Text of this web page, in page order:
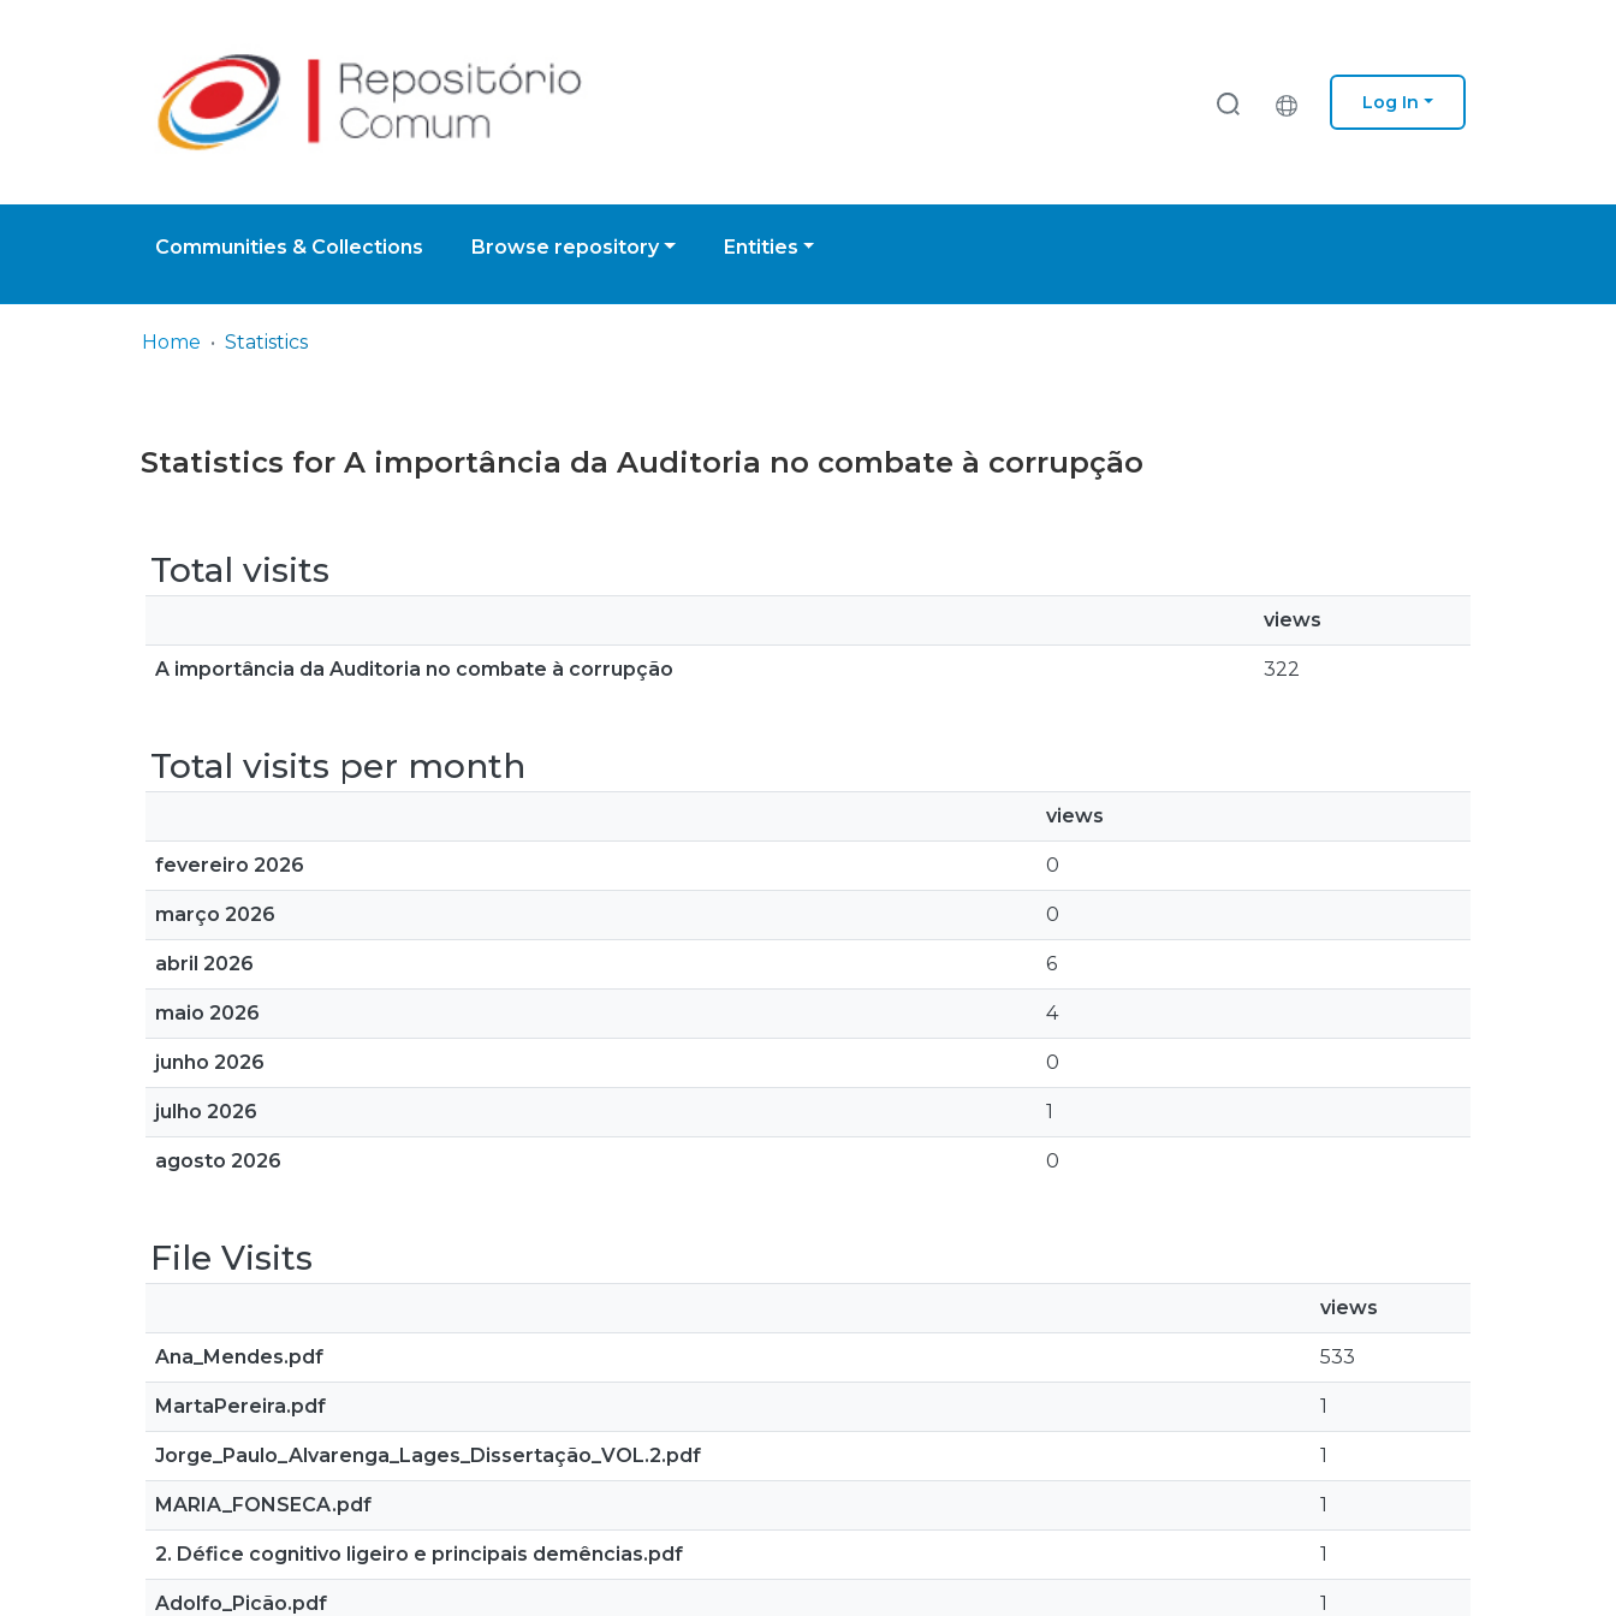
Log In
Communities & Collections Browse repository Entities
Home Statistics
Statistics for A importância da Auditoria no combate à corrupção
Total visits
views
A importância da Auditoria no combate à corrupção 322
Total visits per month
views
fevereiro 2026 0
março 2026 0
abril 2026 6
maio 2026 4
junho 2026 0
julho 2026 1
agosto 2026 0
File Visits
views
Ana_Mendes.pdf 533
MartaPereira.pdf 1
Jorge_Paulo_Alvarenga_Lages_Dissertação_VOL.2.pdf 1
MARIA_FONSECA.pdf 1
2. Défice cognitivo ligeiro e principais demências.pdf 1
Adolfo_Picão.pdf 1